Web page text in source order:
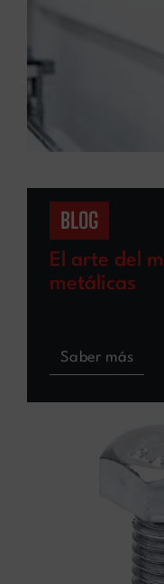
BLOG
El arte del
metálicas
Saber más